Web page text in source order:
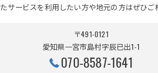
サービスを利用したい方や地元の方はぜひご
〒491-0121
愛知県一宮市島村字辰已出1-1
070-8587-1641